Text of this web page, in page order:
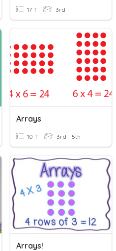
17 T 3rd
Arrays
10 T 3rd - 5th
Arrays!